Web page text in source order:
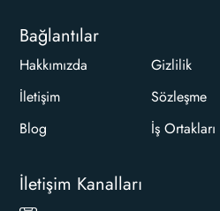
Bağlantılar
Hakkımızda
İletişim
Blog
Gizlilik
Sözleşme
İş Ortakları
İletişim Kanalları